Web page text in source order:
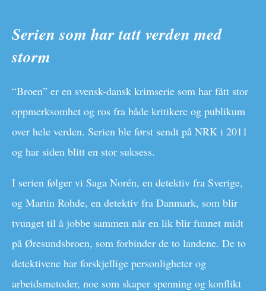
Serien som har tatt verden med
storm
“Broen” er en svensk-dansk krimserie som har fått stor
oppmerksomhet og ros fra både kritikere og publikum
over hele verden. Serien ble først sendt på NRK i 2011
og har siden blitt en stor suksess.
I serien følger vi Saga Norén, en detektiv fra Sverige,
og Martin Rohde, en detektiv fra Danmark, som blir
tvunget til å jobbe sammen når en lik blir funnet midt
på Øresundsbroen, som forbinder de to landene. De to
detektivene har forskjellige personligheter og
arbeidsmetoder, noe som skaper spenning og konflikt